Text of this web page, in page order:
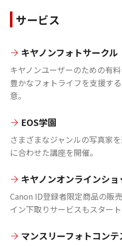
サービス
キヤノンフォトサークル
キヤノンユーザーのための有
豊かなフォトライフを支援す
意。
EOS学園
さまざまなジャンルの写真家
に合わせた講座を開催。
キヤノンオンラインショ
Canon ID登録者限定商品の販
イン下取りサービスもスタート
マンスリーフォトコンテ